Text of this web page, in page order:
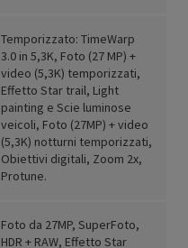
Temporizzato: TimeWarp
3.0 in 5,3K, Foto (27 MP) +
video (5,3K) temporizzati,
Effetto Star trail, Light
painting e Scie luminose
veicoli, Foto (27MP) + video
(5,3K) notturni temporizzati,
Obiettivi digitali, Zoom 2x,
Protune.
Foto da 27MP, SuperFoto,
HDR + RAW, Effetto Star